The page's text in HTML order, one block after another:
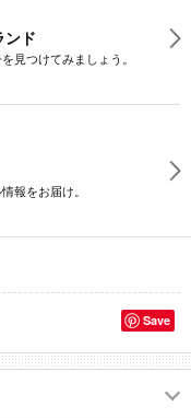
ンド
見つけてみましょう。
報をお届け。
Save